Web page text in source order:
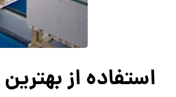
استفاده از